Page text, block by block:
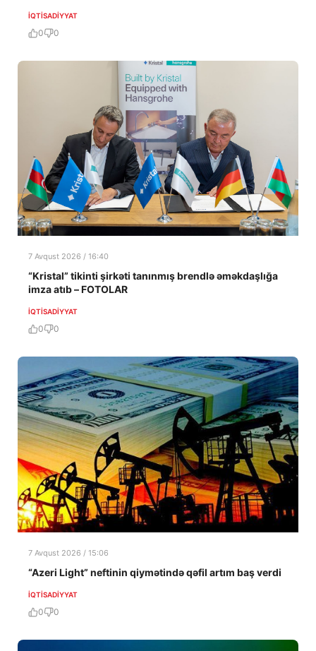
İQTISADIYYAT
0 0
7 Avqust 2026 / 16:40
“Kristal” tikinti şirkəti tanınmış brendlə əməkdaşlığa
imza atıb – FOTOLAR
İQTISADIYYAT
0 0
7 Avqust 2026 / 15:06
“Azeri Light” neftinin qiymətində qəfil artım baş verdi
İQTISADIYYAT
0 0